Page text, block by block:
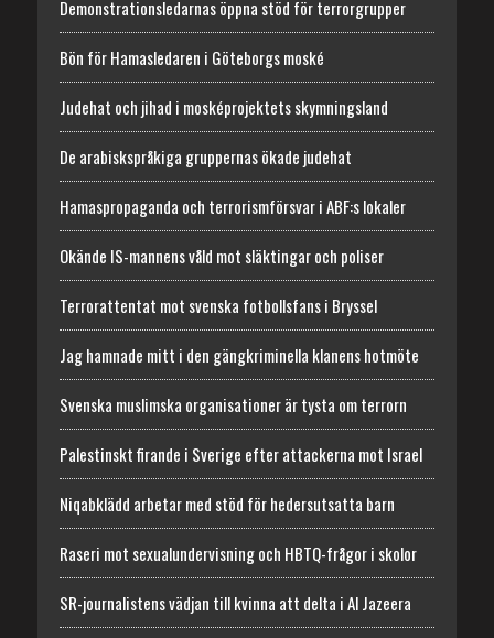
Demonstrationsledarnas öppna stöd för terrorgrupper
Bön för Hamasledaren i Göteborgs moské
Judehat och jihad i mosképrojektets skymningsland
De arabiskspråkiga gruppernas ökade judehat
Hamaspropaganda och terrorismförsvar i ABF:s lokaler
Okände IS-mannens våld mot släktingar och poliser
Terrorattentat mot svenska fotbollsfans i Bryssel
Jag hamnade mitt i den gängkriminella klanens hotmöte
Svenska muslimska organisationer är tysta om terrorn
Palestinskt firande i Sverige efter attackerna mot Israel
Niqabklädd arbetar med stöd för hedersutsatta barn
Raseri mot sexualundervisning och HBTQ-frågor i skolor
SR-journalistens vädjan till kvinna att delta i Al Jazeera